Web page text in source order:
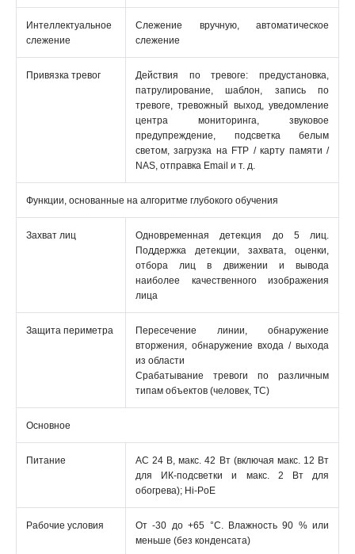
Интеллектуальное
слежение
Слежение вручную, автоматическое
слежение
Привязка тревог
Действия по тревоге: предустановка,
патрулирование, шаблон, запись по
тревоге, тревожный выход, уведомление
центра мониторинга, звуковое
предупреждение, подсветка белым
светом, загрузка на FTP / карту памяти /
NAS, отправка Email и т. д.
Функции, основанные на алгоритме глубокого обучения
Захват лиц
Одновременная детекция до 5 лиц.
Поддержка детекции, захвата, оценки,
отбора лиц в движении и вывода
наиболее качественного изображения
лица
Защита периметра
Пересечение линии, обнаружение
вторжения, обнаружение входа / выхода
из области
Срабатывание тревоги по различным
типам объектов (человек, ТС)
Основное
Питание
AC 24 В, макс. 42 Вт (включая макс. 12 Вт
для ИК-подсветки и макс. 2 Вт для
обогрева); Hi-PoE
Рабочие условия
От -30 до +65 °C. Влажность 90 % или
меньше (без конденсата)